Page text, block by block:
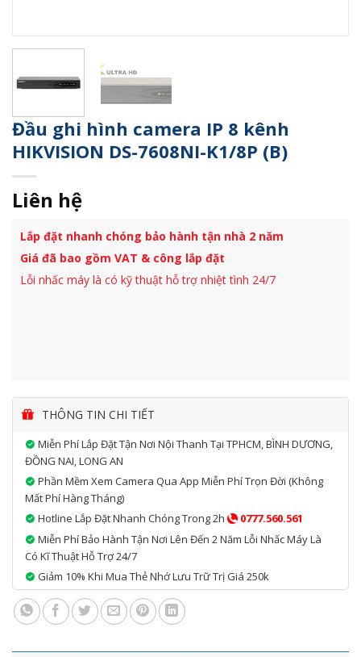
Đầu ghi hình camera IP 8 kênh
HIKVISION DS-7608NI-K1/8P (B)
Liên hệ
Lắp đặt nhanh chóng bảo hành tận nhà 2 năm
Giá đã bao gồm VAT & công lắp đặt
Lỗi nhấc máy là có kỹ thuật hỗ trợ nhiệt tình 24/7
THÔNG TIN CHI TIẾT
Miễn Phí Lắp Đặt Tận Nơi Nội Thanh Tại TPHCM, BÌNH DƯƠNG,
ĐỒNG NAI, LONG AN
Phần Mềm Xem Camera Qua App Miễn Phí Trọn Đời (không
Mất Phí Hàng Tháng)
Hotline Lắp Đặt Nhanh Chóng Trong 2h
0777.560.561
Miễn Phí Bảo Hành Tận Nơi Lên Đến 2 Năm Lỗi Nhấc Máy Là
Có Kĩ Thuật Hỗ Trợ 24/7
Giảm 10% Khi Mua Thẻ Nhớ Lưu Trữ Trị Giá 250k